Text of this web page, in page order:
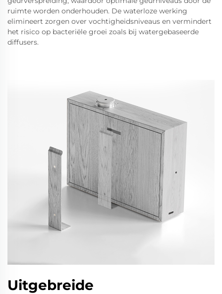
ruimte worden onderhouden. De waterloze werking
elimineert zorgen over vochtigheidsniveaus en vermindert
het risico op bacteriële groei zoals bij watergebaseerde
diffusers.
Uitgebreide